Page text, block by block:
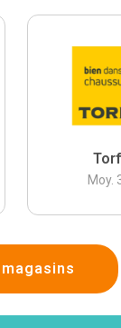
Moy.